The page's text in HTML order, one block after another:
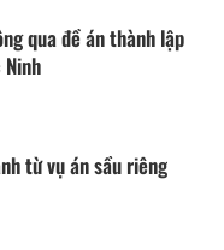
qua đề án thành lập
từ vụ án sầu riêng